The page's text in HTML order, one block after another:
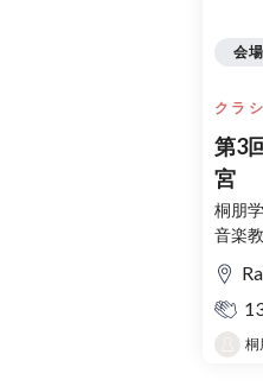
クラ
第3
宮
コン
の旅
桐朋
音楽
会